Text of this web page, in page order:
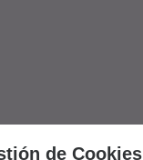
de Cookies